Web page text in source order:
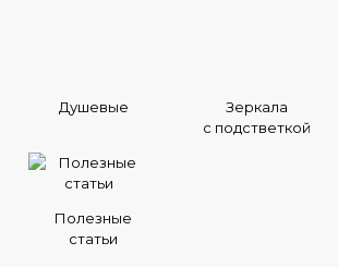
Душевые
Зеркала
с подстветкой
Полезные
статьи